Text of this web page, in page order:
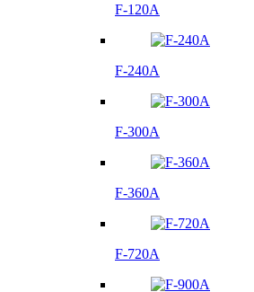
F-120A
F-240A
F-300A
F-360A
F-720A